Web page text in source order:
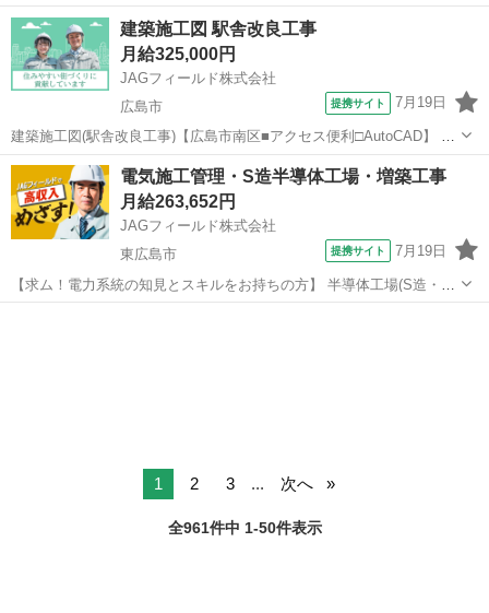
建築を 行っている業界大手の 企業さまでのお仕事です。 ≪ おしごと
内容 ≫ ・工程管理、スケジュール管理 工程管理表を作成し、1か月・
1週間の 具体的な...
広島 三原市 尾道駅 その他
建築施工図 駅舎改良工事
月給325,000円
JAGフィールド株式会社
広島市
提携サイト 7月19日
建築施工図(駅舎改良工事)【広島市南区■アクセス便利□AutoCAD】 ◎
大手ゼネコン現場◎◎広島市南区の鉄道施設(S造)改修工事で図面担当
を募集！各種建築図面のチェック、現場確認、建具収まりチェックな
どをお任せいたしま...
広島 広島市 その他
電気施工管理・S造半導体工場・増築工事
月給263,652円
JAGフィールド株式会社
東広島市
提携サイト 7月19日
【求ム！電力系統の知見とスキルをお持ちの方】 半導体工場(S造・7
階建)の増築に伴う電気施工管理者を募集！ 電気設備分野の現場監督を
1 2 3 ... 次へ
全961件中 1-50件表示